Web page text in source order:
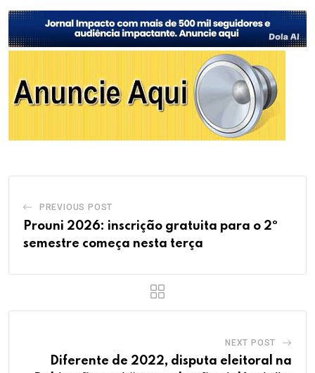
PREVIOUS POST
Prouni 2026: inscrição gratuita para o 2º
semestre começa nesta terça
NEXT POST
Diferente de 2022, disputa eleitoral na